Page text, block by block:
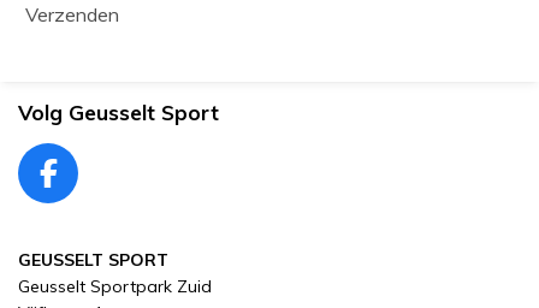
Verzenden
Volg Geusselt Sport
F
e
b
GEUSSELT SPORT
Geusselt Sportpark Zuid